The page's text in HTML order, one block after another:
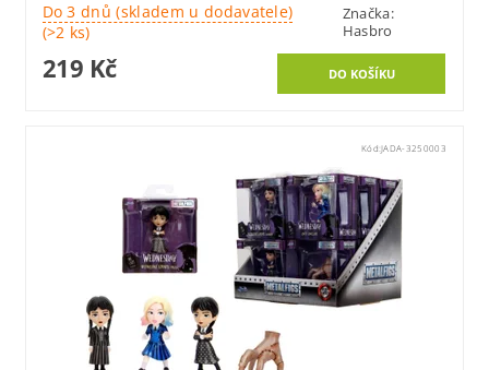
Do 3 dnů (skladem u dodavatele)
(>2 ks)
Značka:
Hasbro
219 Kč
Kód:JADA-3250003